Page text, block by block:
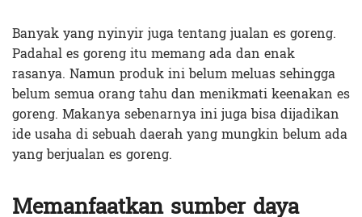
Banyak yang nyinyir juga tentang jualan es goreng.
Padahal es goreng itu memang ada dan enak
rasanya. Namun produk ini belum meluas sehingga
belum semua orang tahu dan menikmati keenakan es
goreng. Makanya sebenarnya ini juga bisa dijadikan
ide usaha di sebuah daerah yang mungkin belum ada
yang berjualan es goreng.
Memanfaatkan sumber daya